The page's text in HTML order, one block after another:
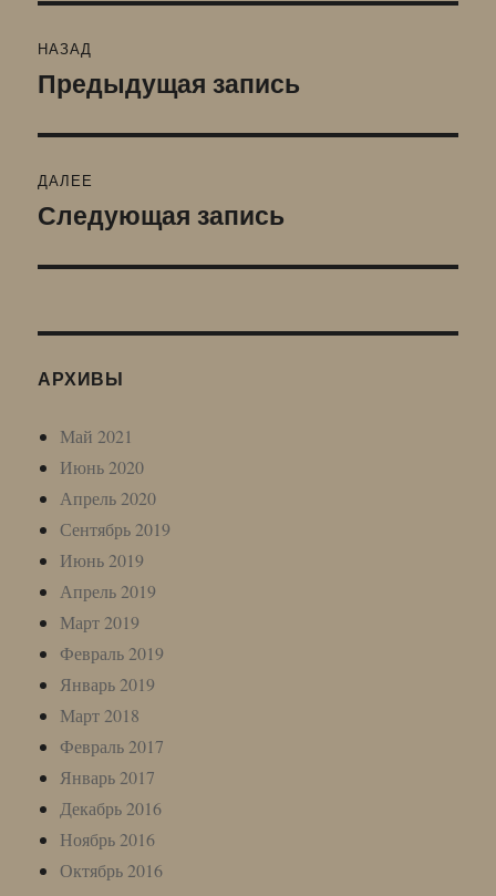
по
НАЗАД
Предыдущая
Предыдущая запись
ДАЛЕЕ
Следующая
Следующая запись
АРХИВЫ
Май 2021
Июнь 2020
Апрель 2020
Сентябрь 2019
Июнь 2019
Апрель 2019
Март 2019
Февраль 2019
Январь 2019
Март 2018
Февраль 2017
Январь 2017
Декабрь 2016
Ноябрь 2016
Октябрь 2016